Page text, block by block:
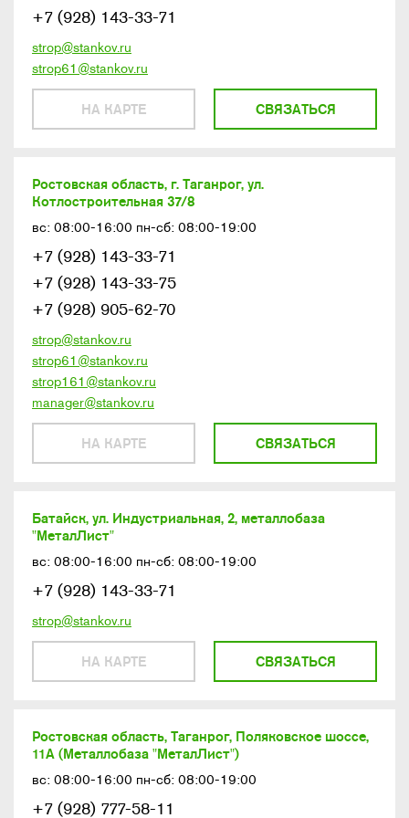
НА КАРТЕ
+7 (928) 143-33-71
strop@stankov.ru
strop61@stankov.ru
СВЯЗАТЬСЯ
Ростовская область, г. Таганрог, ул.
Котлостроительная 37/8
вс: 08:00-16:00 пн-сб: 08:00-19:00
НА КАРТЕ
+7 (928) 143-33-71
+7 (928) 143-33-75
+7 (928) 905-62-70
strop@stankov.ru
strop61@stankov.ru
strop161@stankov.ru
manager@stankov.ru
СВЯЗАТЬСЯ
Батайск, ул. Индустриальная, 2, металлобаза
"МеталЛист"
вс: 08:00-16:00 пн-сб: 08:00-19:00
НА КАРТЕ
+7 (928) 143-33-71
strop@stankov.ru
СВЯЗАТЬСЯ
Ростовская область, Таганрог, Поляковское шоссе,
11А (Металлобаза "МеталЛист")
вс: 08:00-16:00 пн-сб: 08:00-19:00
+7 (928) 777-58-11